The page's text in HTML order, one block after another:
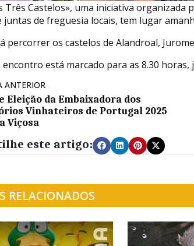
Três Castelos», uma iniciativa
juntas de freguesia locais, tem lugar
percorrer os castelos de Alandroal,
está marcado para as 8.30 horas,
ANTERIOR
Eleição da Embaixadora dos
Vinhateiros de Portugal 2025
Viçosa
este artigo:
RELACIONADOS